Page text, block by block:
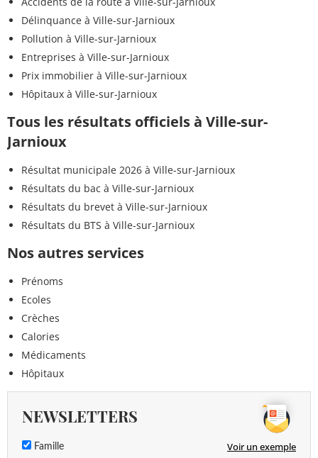
Délinquance à Ville-sur-Jarnioux
Pollution à Ville-sur-Jarnioux
Entreprises à Ville-sur-Jarnioux
Prix immobilier à Ville-sur-Jarnioux
Hôpitaux à Ville-sur-Jarnioux
Tous les résultats officiels à Ville-sur-
Jarnioux
Résultat municipale 2026 à Ville-sur-Jarnioux
Résultats du bac à Ville-sur-Jarnioux
Résultats du brevet à Ville-sur-Jarnioux
Résultats du BTS à Ville-sur-Jarnioux
Nos autres services
Prénoms
Ecoles
Crèches
Calories
Médicaments
Hôpitaux
NEWSLETTERS
Famille Voir un exemple